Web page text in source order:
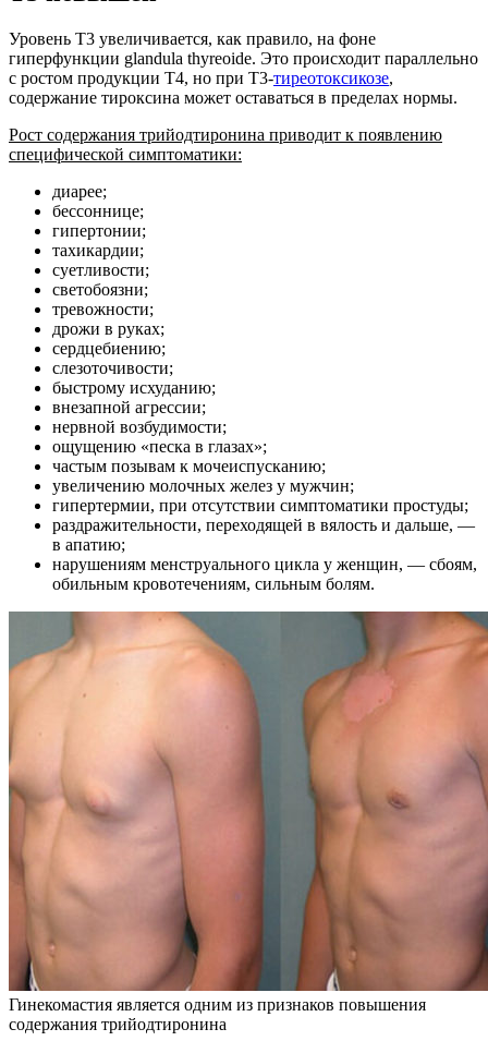
Уровень Т3 увеличивается, как правило, на фоне
гиперфункции glandula thyreoide. Это происходит параллельно
с ростом продукции Т4, но при Т3-тиреотоксикозе,
содержание тироксина может оставаться в пределах нормы.
Рост содержания трийодтиронина приводит к появлению
специфической симптоматики:
диарее;
бессоннице;
гипертонии;
тахикардии;
суетливости;
светобоязни;
тревожности;
дрожи в руках;
сердцебиению;
слезоточивости;
быстрому исхуданию;
внезапной агрессии;
нервной возбудимости;
ощущению «песка в глазах»;
частым позывам к мочеиспусканию;
увеличению молочных желез у мужчин;
гипертермии, при отсутствии симптоматики простуды;
раздражительности, переходящей в вялость и дальше, —
в апатию;
нарушениям менструального цикла у женщин, — сбоям,
обильным кровотечениям, сильным болям.
Гинекомастия является одним из признаков повышения
содержания трийодтиронина